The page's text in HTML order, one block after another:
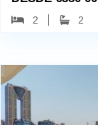
2 2